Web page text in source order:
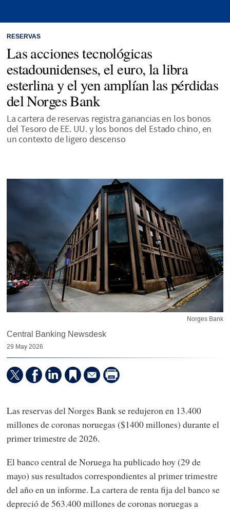
RESERVAS
Las acciones tecnológicas
estadounidenses, el euro, la libra
esterlina y el yen amplían las pérdidas
del Norges Bank
La cartera de reservas registra ganancias en los bonos
del Tesoro de EE. UU. y los bonos del Estado chino, en
un contexto de ligero descenso
Norges Bank
Central Banking Newsdesk
29 May 2026
Las reservas del Norges Bank se redujeron en 13.400
millones de coronas noruegas ($1400 millones) durante el
primer trimestre de 2026.
El banco central de Noruega ha publicado hoy (29 de
mayo) sus resultados correspondientes al primer trimestre
del año en un informe. La cartera de renta fija del banco se
depreció de 563.400 millones de coronas noruegas a